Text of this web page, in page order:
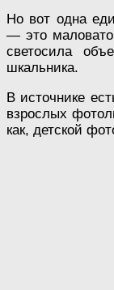
Но вот одна
— это маловато
светосила
шкальника.
В источнике
взрослых
как, детской